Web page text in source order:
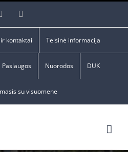
Facebook
kontaktai Teisinė informacija
Paslaugos Nuorodos DUK
su visuomene